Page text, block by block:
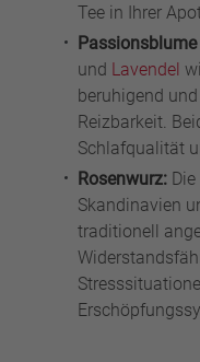
Tee in Ihrer
und Lavendel
beruhigend
Reizbarkeit.
Schlafqualität
Rosenwurz:
Skandinavien
traditionell